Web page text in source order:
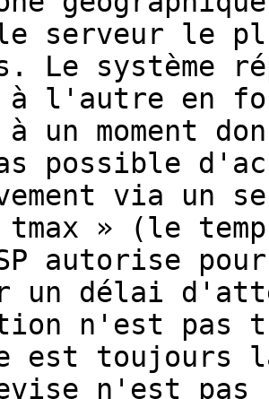
serveur le
Le système
à l'autre en
à un moment
possible
via un
» (le
autorise
un délai
n'est pas
est toujours la
n'est pas